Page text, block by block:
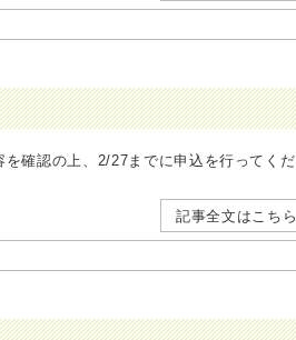
確認の上、2/27までに申込を行ってくだ
記事全文はこちら